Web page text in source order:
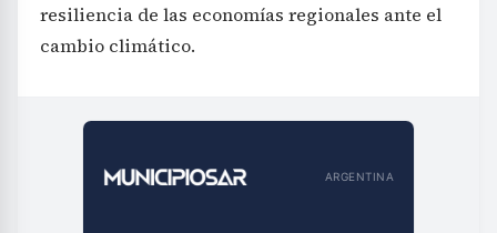
resiliencia de las economías regionales ante el
cambio climático.
ARGENTINA